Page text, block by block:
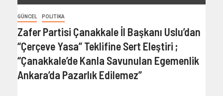
GÜNCEL POLITIKA
Zafer Partisi Çanakkale İl Başkanı Uslu’dan
“Çerçeve Yasa” Teklifine Sert Eleştiri ;
“Çanakkale’de Kanla Savunulan Egemenlik
Ankara’da Pazarlık Edilemez”